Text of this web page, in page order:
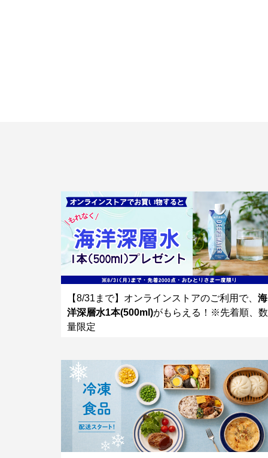
【8/31まで】オンラインストアのご利用で、 海
洋深層水1本(500ml)がもらえる！※先着順、数
量限定